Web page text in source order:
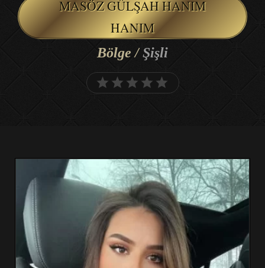
MASÖZ GÜLŞAH HANIM
HANIM
Bölge /Şişli